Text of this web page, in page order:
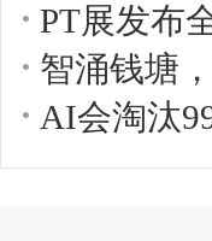
PT展发布
智涌钱塘